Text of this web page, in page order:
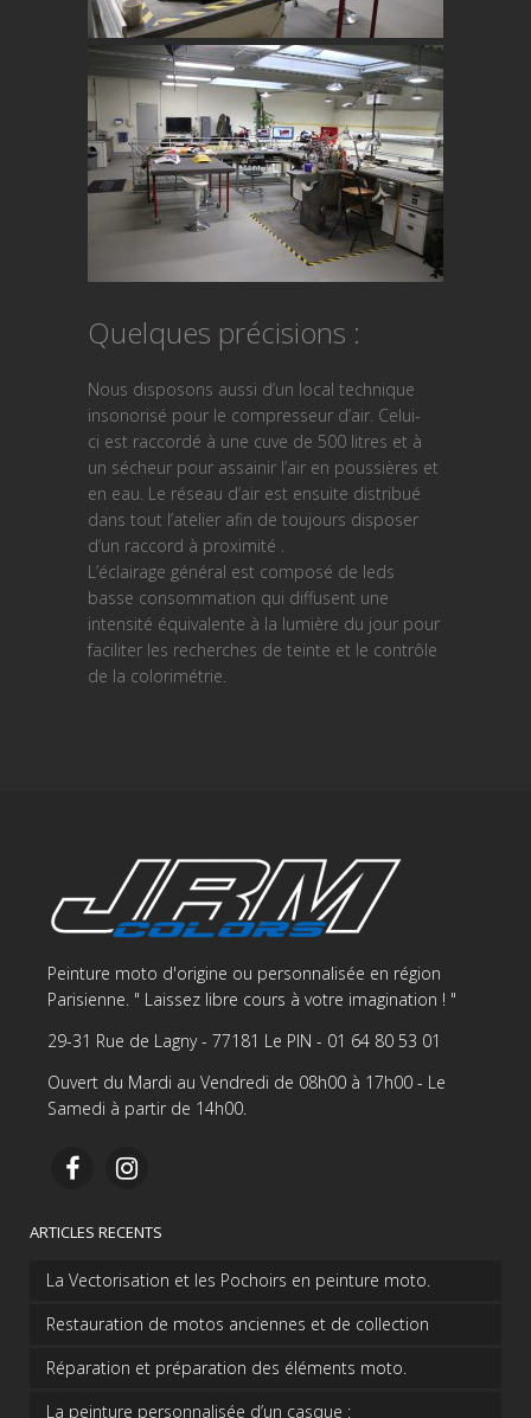
Quelques précisions :
Nous disposons aussi d’un local technique
insonorisé pour le compresseur d’air. Celui-
ci est raccordé à une cuve de 500 litres et à
un sécheur pour assainir l’air en poussières et
en eau. Le réseau d’air est ensuite distribué
dans tout l’atelier afin de toujours disposer
d’un raccord à proximité .
L’éclairage général est composé de leds
basse consommation qui diffusent une
intensité équivalente à la lumière du jour pour
faciliter les recherches de teinte et le contrôle
de la colorimétrie.
Peinture moto d'origine ou personnalisée en région
Parisienne. " Laissez libre cours à votre imagination ! "
29-31 Rue de Lagny - 77181 Le PIN - 01 64 80 53 01
Ouvert du Mardi au Vendredi de 08h00 à 17h00 - Le
Samedi à partir de 14h00.
ARTICLES RECENTS
La Vectorisation et les Pochoirs en peinture moto.
Restauration de motos anciennes et de collection
Réparation et préparation des éléments moto.
La peinture personnalisée d’un casque :